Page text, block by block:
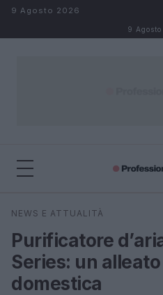
Salta al contenuto
9 Agosto 2026
9
Cerca
NEWS E ATTUALITÀ
Purificatore
Series: un
domestica